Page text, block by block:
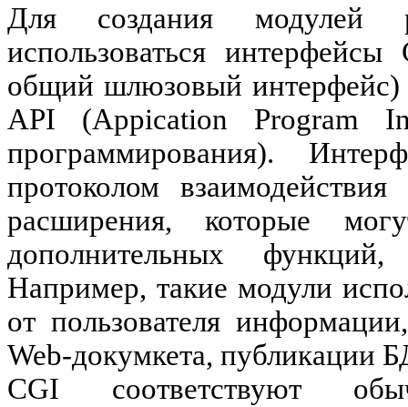
Для
создания модулей
использоваться интерфейсы
общий шлюзовый интерфейс
API (Appication Program
программирования).
протоколом
расширения, которые
дополнительных
Например, такие модули
от пользователя
Web-докумкета, публикации
CGI соответствуют